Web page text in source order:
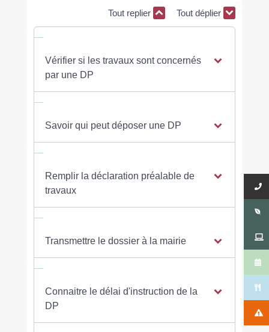
Tout replier Tout déplier
Vérifier si les travaux sont concernés
par une DP
Savoir qui peut déposer une DP
Remplir la déclaration préalable de
travaux
Transmettre le dossier à la mairie
Connaitre le délai d'instruction de la
DP